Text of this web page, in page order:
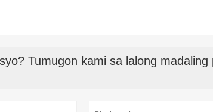
Tumugon kami sa lalong